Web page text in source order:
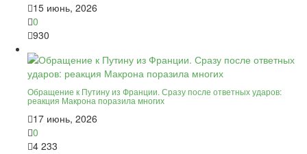
15 июнь, 2026
0
930
Обращение к Путину из Франции. Сразу после ответных ударов:
реакция Макрона поразила многих
17 июнь, 2026
0
4 233